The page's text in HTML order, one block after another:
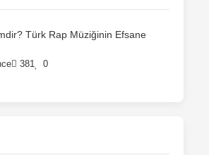
Türk Rap Müziğinin Efsane
381 0